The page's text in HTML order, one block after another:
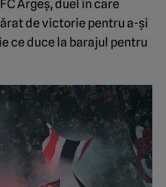
Argeș, duel în care
de victorie pentru a-și
ce duce la barajul pentru